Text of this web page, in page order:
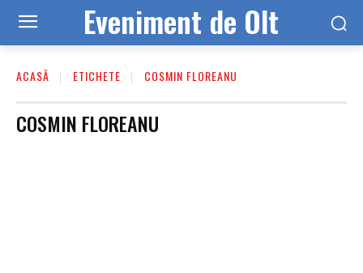
Eveniment de Olt
ACASĂ ETICHETE COSMIN FLOREANU
COSMIN FLOREANU